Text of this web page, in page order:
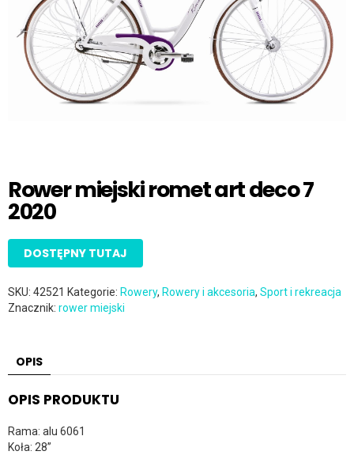
Rower miejski romet art deco 7
2020
DOSTĘPNY TUTAJ
SKU: 42521 Kategorie: Rowery, Rowery i akcesoria, Sport i rekreacja
Znacznik: rower miejski
OPIS
OPIS PRODUKTU
Rama: alu 6061
Koła: 28”